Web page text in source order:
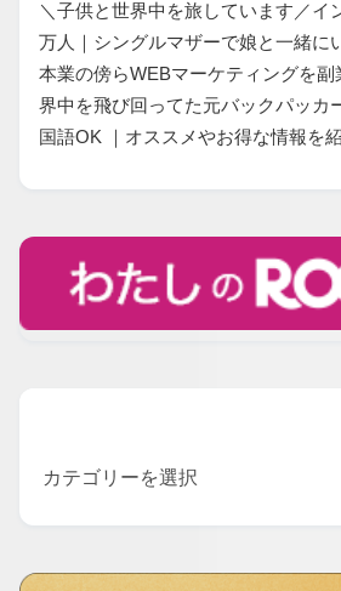
＼子供と世界中を旅しています／イ
万人｜シングルマザーで娘と一緒に
本業の傍らWEBマーケティングを
界中を飛び回ってた元バックパッカ
国語OK ｜オススメやお得な情報を